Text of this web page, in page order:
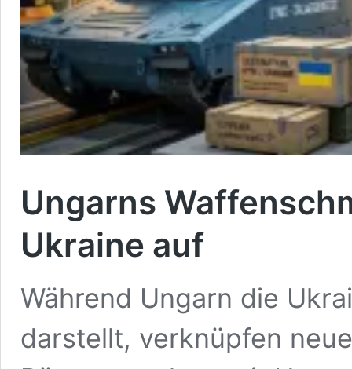
Ungarns
Ukraine auf
Während Ungarn die
darstellt, verknüpfen